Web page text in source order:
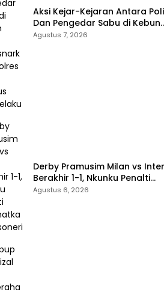
Aksi Kejar-Kejaran Antara
Dan Pengedar Sabu di Kebun
Sawit, Satresnarkoba Polres
Agustus 7, 2026
Derby Pramusim Milan vs Inter
Berakhir 1-1, Nkunku Penalti
Selamatkan Rossoneri
Agustus 6, 2026